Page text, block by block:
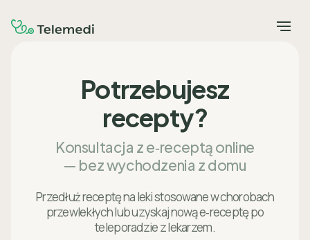
Potrzebujesz
recepty?
Konsultacja z e‑receptą online
— bez wychodzenia z domu
Przedłuż receptę na leki stosowane w chorobach
przewlekłych lub uzyskaj nową e‑receptę po
teleporadzie z lekarzem.